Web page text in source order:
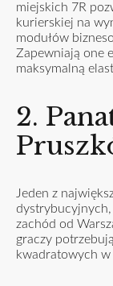
miejskich 7R
kurierskiej na
modułów
Zapewniają one
maksymalną
2.
Jeden z
dystrybucyjnych,
zachód od
graczy
kwadratowych